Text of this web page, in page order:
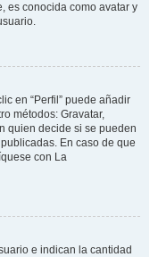
es conocida como avatar y
en “Perfil” puede añadir
métodos: Gravatar,
quien decide si se pueden
En caso de que
con La
e indican la cantidad